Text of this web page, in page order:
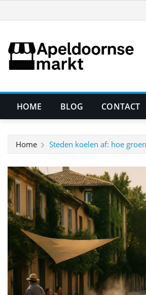
naar
inhoud
HOME BLOG CONTACT
Home Steden koelen af: hoe